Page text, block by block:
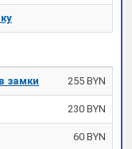
замки 255 BYN
230 BYN
60 BYN